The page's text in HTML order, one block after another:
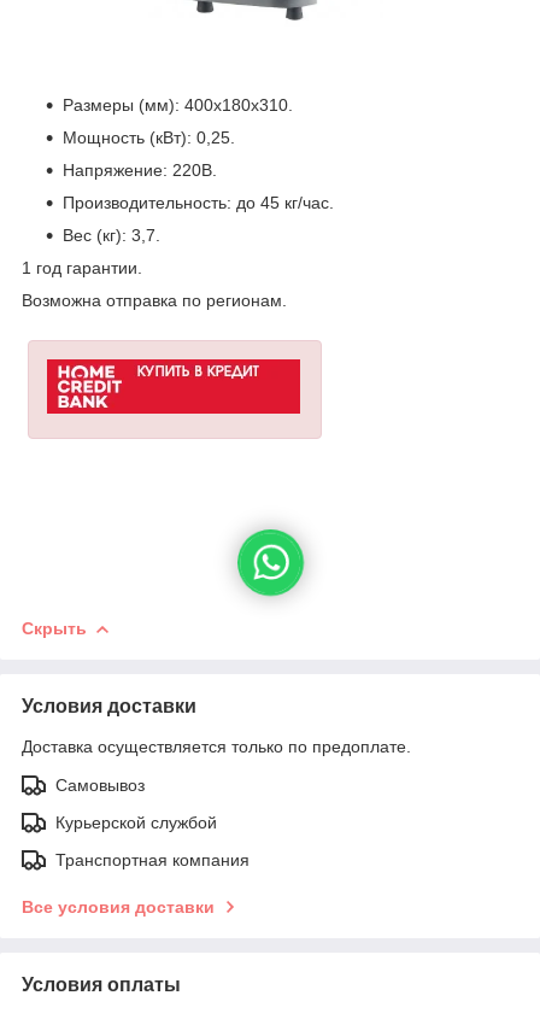
Размеры (мм): 400х180х310.
Мощность (кВт): 0,25.
Напряжение: 220В.
Производительность: до 45 кг/час.
Вес (кг): 3,7.
1 год гарантии.
Возможна отправка по регионам.
Скрыть
Условия доставки
Доставка осуществляется только по предоплате.
Самовывоз
Курьерской службой
Транспортная компания
Все условия доставки
Условия оплаты